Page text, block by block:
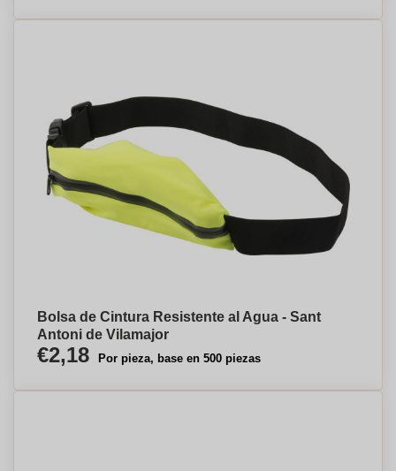
Bolsa de Cintura Resistente al Agua - Sant
Antoni de Vilamajor
€2,18 Por pieza, base en 500 piezas